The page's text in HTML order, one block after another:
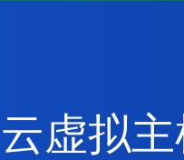
云虚拟